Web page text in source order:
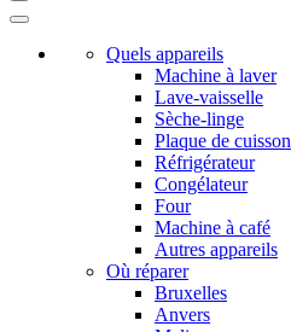
Quels appareils
Machine à laver
Lave-vaisselle
Sèche-linge
Plaque de cuisson
Réfrigérateur
Congélateur
Four
Machine à café
Autres appareils
Où réparer
Bruxelles
Anvers